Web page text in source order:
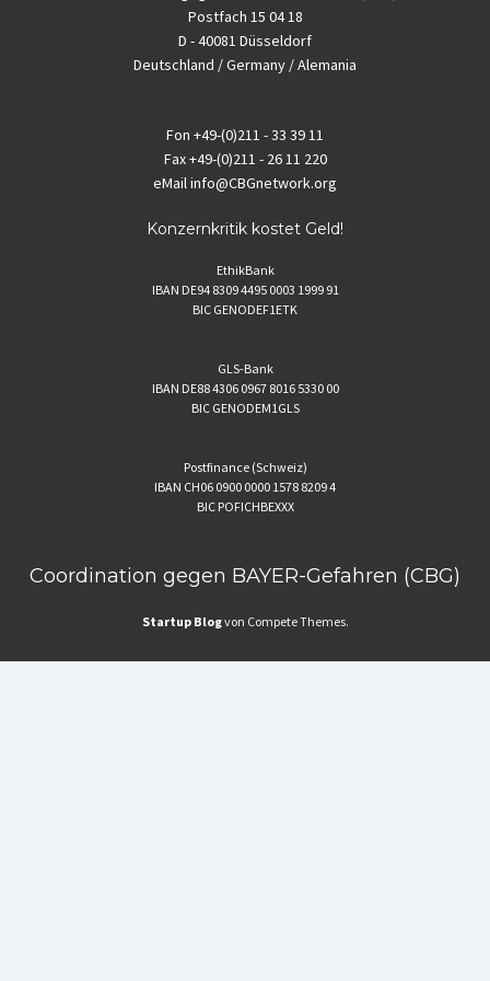
Postfach 15 04 18
D - 40081 Düsseldorf
Deutschland / Germany / Alemania
Fon +49-(0)211 - 33 39 11
Fax+49-(0)211 - 26 11 220
eMailinfo@CBGnetwork.org
Konzernkritik kostet Geld!
EthikBank
IBAN DE94 8309 4495 0003 1999 91
BIC GENODEF1ETK
GLS-Bank
IBAN DE88 4306 0967 8016 5330 00
BIC GENODEM1GLS
Postfinance (Schweiz)
IBAN CH06 0900 0000 1578 8209 4
BIC POFICHBEXXX
Coordination gegen BAYER-Gefahren (CBG)
Startup Blogvon Compete Themes.